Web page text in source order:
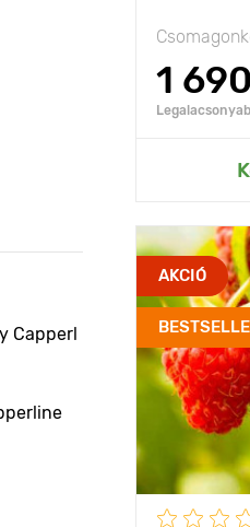
Capperline
1 690
Cserépméret
AKCIÓ
Jellemzők
Kifejlett kori
magasság
Ültetési
Ültetési
Fényigény
Fagyállóság